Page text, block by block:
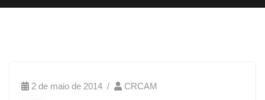
2 de maio de 2014 CRCAM